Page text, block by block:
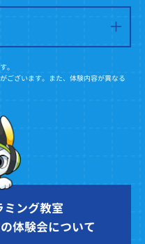
。
ございます。また、体験内容が異なる
ミング教室
体験会について